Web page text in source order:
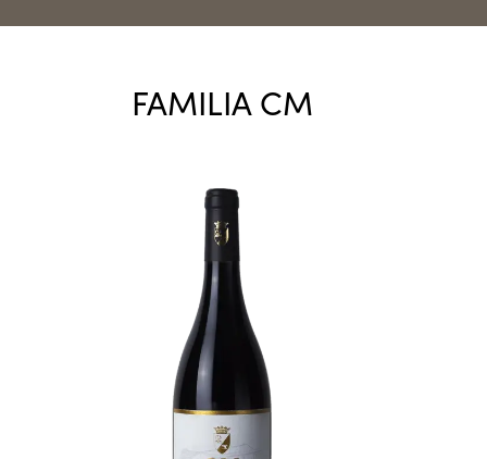
FAMILIA CM